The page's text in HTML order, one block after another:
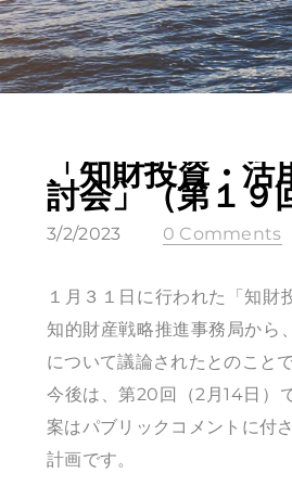
「知財投資・活
討会」（第１９
3/2/2023 0 Comments
１月３１日に行われた「知
知的財産戦略推進事務局から
について議論されたとのことで
今後は、第20回（2月14日）
案はパブリックコメントに付
計画です。